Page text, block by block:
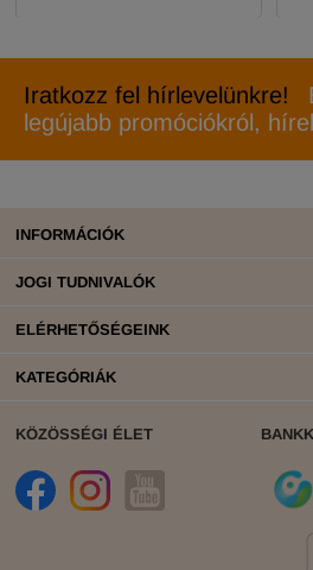
Iratkozz fel hírlevelünkre!
legújabb promóciókról,
INFORMÁCIÓK
JOGI TUDNIVALÓK
ELÉRHETŐSÉGEINK
KATEGÓRIÁK
KÖZÖSSÉGI ÉLET